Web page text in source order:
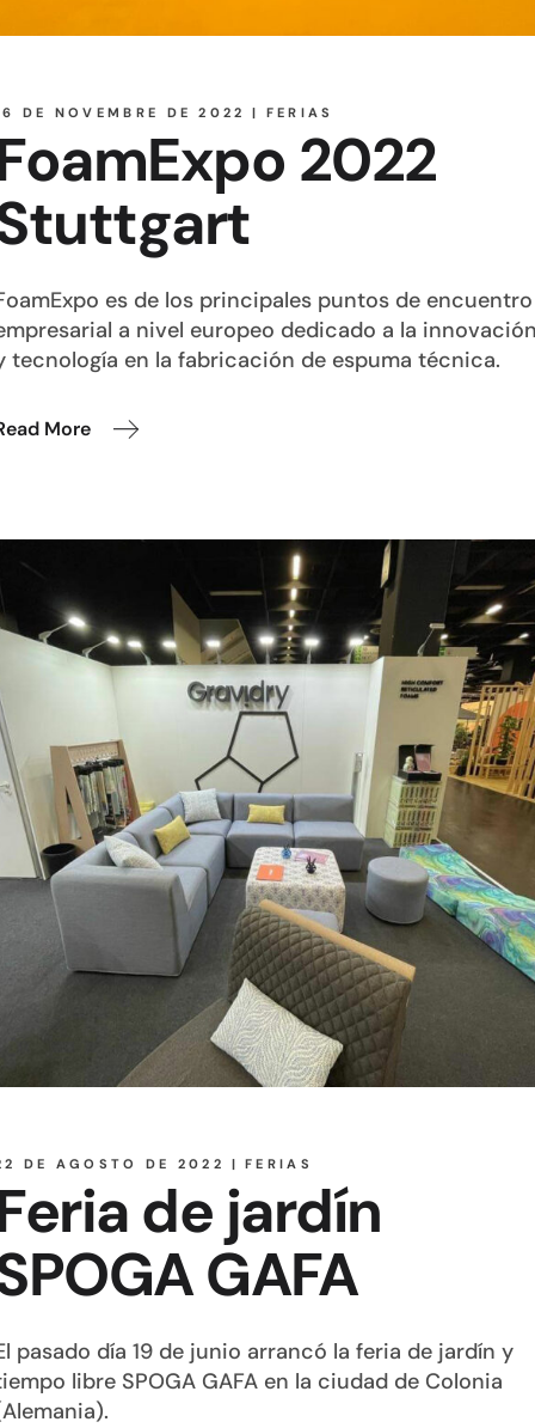
DE NOVEMBRE DE 2022 FERIAS
2022
es de los principales puntos de encuentro
a nivel europeo dedicado a la
tecnología en la fabricación de espuma técnica.
More
DE AGOSTO DE 2022 FERIAS
de jardín
GAFA
pasado día 19 de junio arrancó la feria de jardín y
libre SPOGA GAFA en la ciudad de Colonia